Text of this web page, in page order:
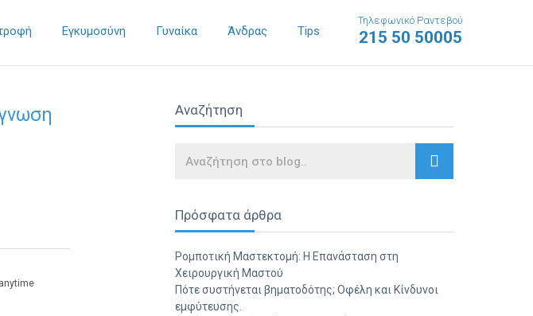
Εγκυμοσύνη Γυναίκα Άνδρας Tips
Τηλεφωνικό Ραντεβού
215 50 50005
Αναζήτηση
Search
Πρόσφατα άρθρα
Ρομποτική Μαστεκτομή: Η Επανάσταση στη
Χειρουργική Μαστού
Πότε συστήνεται βηματοδότης; Οφέλη και Κίνδυνοι
εμφύτευσης.